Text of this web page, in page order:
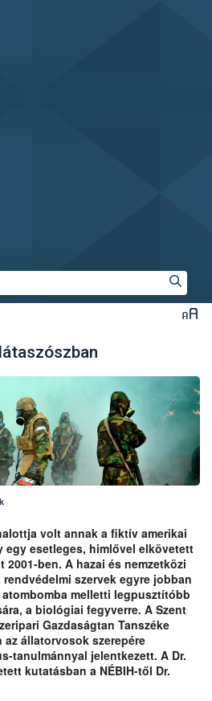
volt annak a fiktív amerikai
egy esetleges, himlővel elkövetett
ben. A hazai és nemzetközi
szervek egyre jobban
atombomba melletti legpusztítóbb
a biológiai fegyverre. A Szent
Gazdaságtan Tanszéke
állatorvosok szerepére
tanulmánnyal jelentkezett. A Dr.
kutatásban a NÉBIH-től Dr.